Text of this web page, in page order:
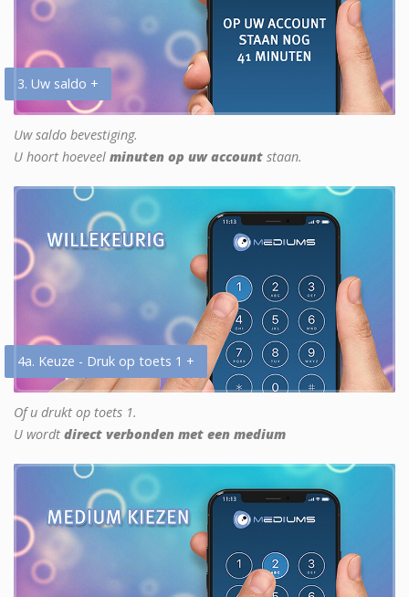
3. Uw saldo +
Uw saldo bevestiging.
U hoort hoeveel minuten op uw account staan.
4a. Keuze - Druk op toets 1 +
Of u drukt op toets 1.
U wordt direct verbonden met een medium